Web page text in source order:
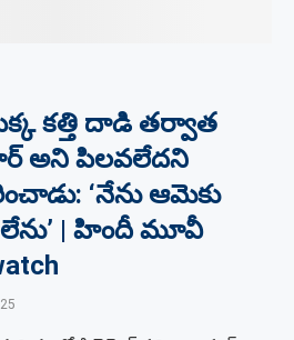
కత్తి దాడి తర్వాత
అని పిలవలేదని
‘నేను ఆమెకు
లేను’ | హిందీ మూవీ